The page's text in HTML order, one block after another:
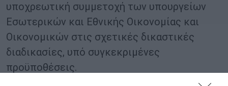
υποχρεωτική συμμετοχή των υπουργείων
Εσωτερικών και Εθνικής Οικονομίας και
Οικονομικών στις σχετικές δικαστικές
διαδικασίες, υπό συγκεκριμένες
προϋποθέσεις.